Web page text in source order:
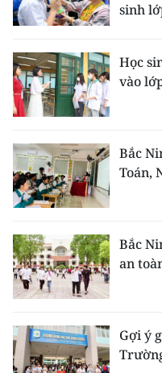
MÔI TRƯỜNG
BẠN ĐỌC
KIỂM CHỨNG THÔNG
54 DÂN TỘC VIỆT NAM
CHƯƠNG TRÌNH OCOP -
MỘT SẢN PHẨM
RADIO
MEDIA CENTER
E-Magazine
sinh
Học
vào
Bắc
Toán,
Bắc
an
Gợi ý